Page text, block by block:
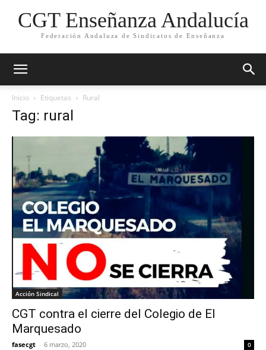
CGT Enseñanza Andalucía
Federación Andaluza de Sindicatos de Enseñanza
Inicio Etiquetas Rural
Tag: rural
Acción Sindical
CGT contra el cierre del Colegio de El
Marquesado
fasecgt - 6 marzo, 2020 0